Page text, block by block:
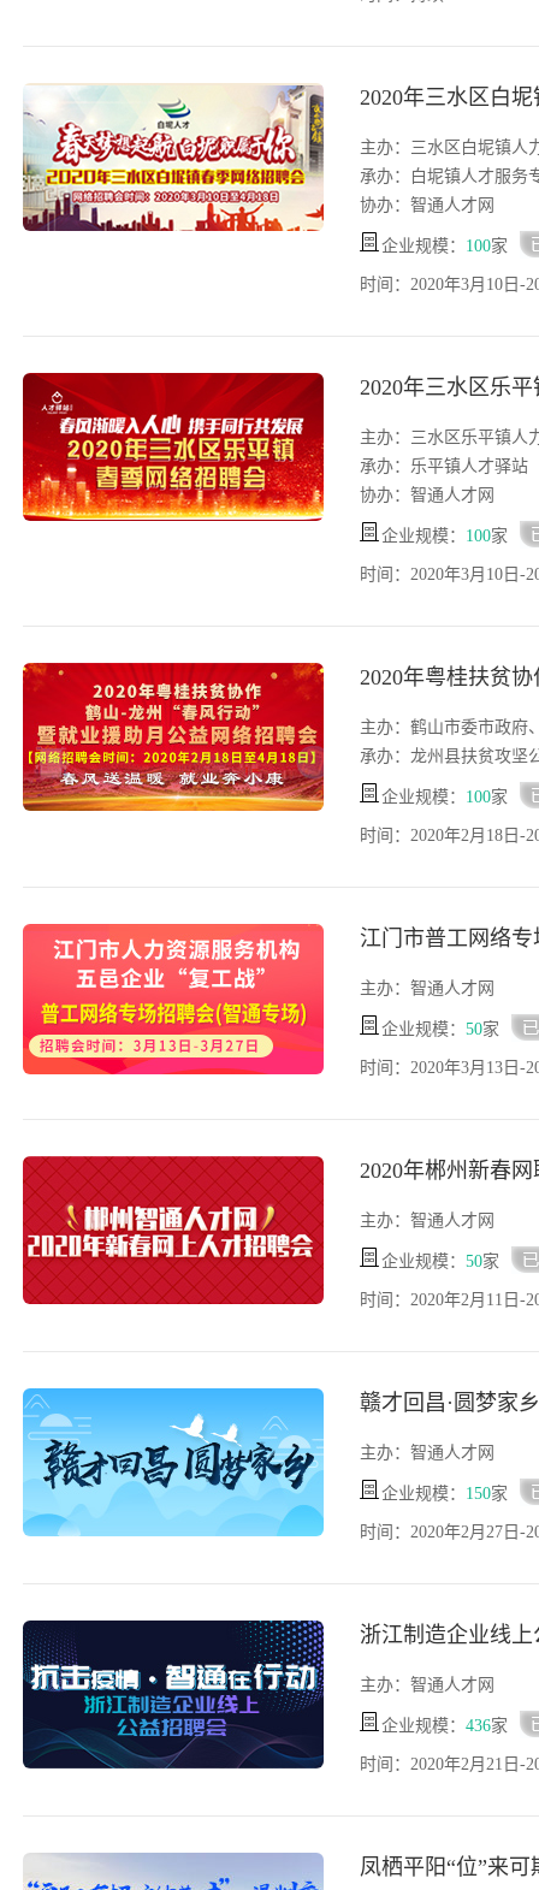
2020年三水区白
主办：三水区白坭镇人
承办：白坭镇人才服务
协办：智通人才网
企业规模： 100家
时间：2020年3月10日-
2020年三水区乐
主办：三水区乐平镇人
承办：乐平镇人才驿站
协办：智通人才网
企业规模： 100家
时间：2020年3月10日-
2020年粤桂扶贫
主办：鹤山市委市政府
企业规模： 100家
时间：2020年2月18日-
江门市普工网络
主办：智通人才网
企业规模： 50家
时间：2020年3月13日-
2020年郴州新春
主办：智通人才网
企业规模： 50家
时间：2020年2月11日-
赣才回昌·圆梦家乡
主办：智通人才网
企业规模： 150家
时间：2020年2月27日-
浙江制造企业线
主办：智通人才网
企业规模： 436家
时间：2020年2月21日-
凤栖平阳“位”来